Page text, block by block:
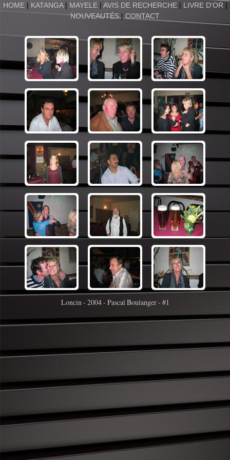
HOME | KATANGA| MAYELE| AVIS DE RECHERCHE| LIVRE D'OR |
NOUVEAUTÉS| CONTACT
Loncin - 2004 - Pascal Boulanger - #1